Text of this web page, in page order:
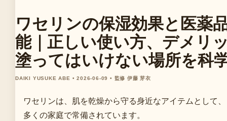
ワセリンの保湿効果と医薬
能｜正しい使い方、デメリ
塗ってはいけない場所を科
DAIKI YUSUKE ABE • 2026-06-09 • 監修 伊藤 芽衣
ワセリンは、肌を乾燥から守る身近なアイテムとして、
多くの家庭で常備されています。